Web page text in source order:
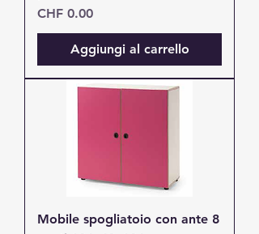
Prezzo
CHF 0.00
Aggiungi al carrello
Mobile spogliatoio con ante 8